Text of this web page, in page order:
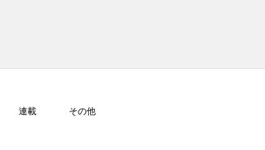
連載 その他